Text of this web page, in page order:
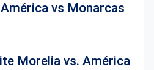
vs Monarcas
Morelia vs. América